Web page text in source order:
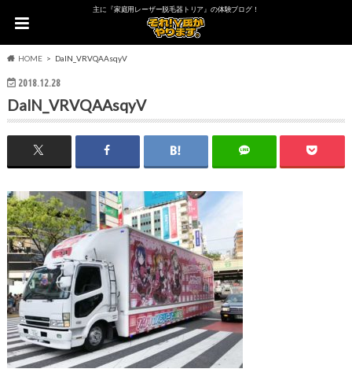
主に『家庭用レーザー脱毛器トリア』の体験ブログ！
HOME DalN_VRVQAAsqyV
2018.12.28
DalN_VRVQAAsqyV